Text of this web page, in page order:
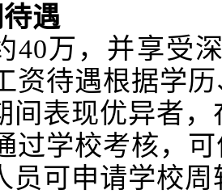
遇
40万，并享受
资待遇根据学
间表现优异者
过学校考核，
员可申请学校